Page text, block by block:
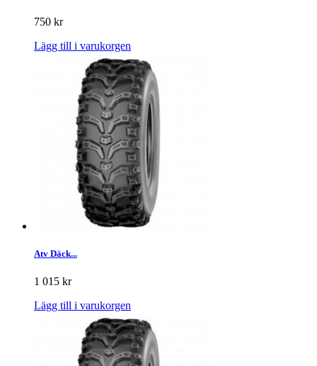
750 kr
Lägg till i varukorgen
Atv Däck...
1 015 kr
Lägg till i varukorgen